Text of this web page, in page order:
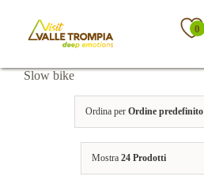
contenuto
0
Slow bike
Ordina per Ordine predefinito
Mostra 24 Prodotti